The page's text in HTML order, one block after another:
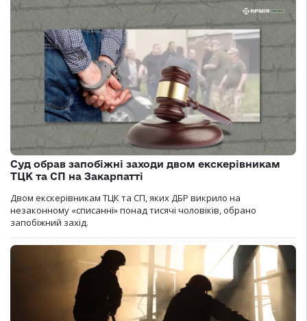
Суд обрав запобіжні заходи двом екскерівникам
ТЦК та СП на Закарпатті
Двом екскерівникам ТЦК та СП, яких ДБР викрило на
незаконному «списанні» понад тисячі чоловіків, обрано
запобіжний захід.